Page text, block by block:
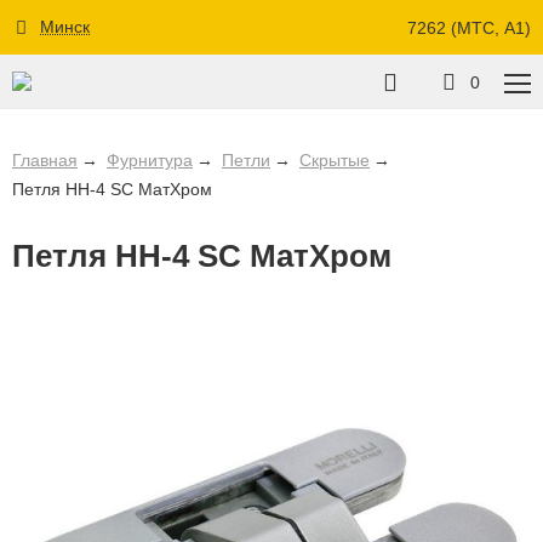
Минск 7262 (МТС, A1)
0
Главная Фурнитура Петли
Скрытые
Петля HH-4 SC МатХром
Петля HH-4 SC МатХром